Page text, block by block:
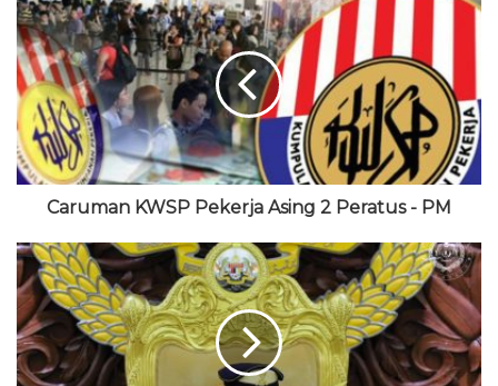
b
s
i
t
e
e
b
o
o
k
i
t
t
e
r
u
T
u
b
e
t
a
g
r
a
m
Caruman KWSP Pekerja Asing 2 Peratus - PM